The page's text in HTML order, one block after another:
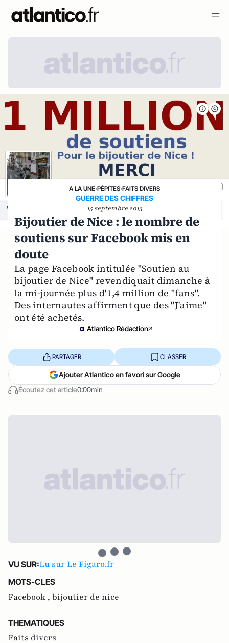
A LA UNE›PÉPITES›FAITS DIVERS
GUERRE DES CHIFFRES
15 septembre 2013
Bijoutier de Nice : le nombre de
soutiens sur Facebook mis en
doute
La page Facebook intitulée "Soutien au
bijoutier de Nice" revendiquait dimanche à
la mi-journée plus d'1,4 million de "fans".
Des internautes affirment que des "J'aime"
ont été achetés.
Atlantico Rédaction
Écoutez cet article0:00min
PARTAGER CLASSER
Ajouter Atlantico en favori sur Google
VU SUR:Lu sur Le Figaro.fr
MOTS-CLES
Facebook , bijoutier de nice
THEMATIQUES
Faits divers